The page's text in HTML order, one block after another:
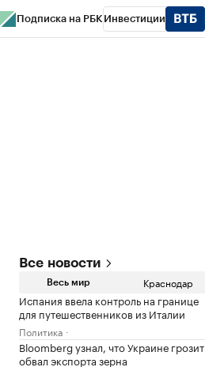
Подписка на РБК Инвестиции
Все новости
Весь мир Краснодар
Испания ввела контроль на границе
для путешественников из Италии
Политика
Bloomberg узнал, что Украине грозит
обвал экспорта зерна